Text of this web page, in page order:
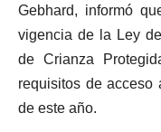
Gebhard, informó
vigencia de la Ley
de Crianza
requisitos de acceso
de este año.